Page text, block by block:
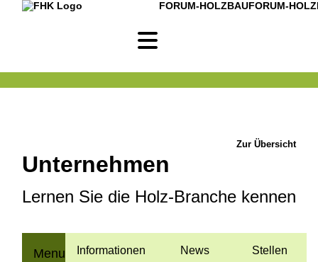
FORUM-HOLZBAUFORUM-
Unternehmen
Lernen Sie die Holz-Branche kennen
Zur Übersicht
Menu Informationen News Stellen